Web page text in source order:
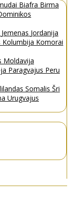
Biafra Birma
Jemenas Jordanija
Kolumbija Komorai
Moldavija
Paragvajus Peru
Somalis Šri
Urugvajus